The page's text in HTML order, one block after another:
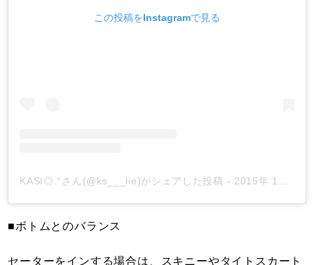
この投稿をInstagramで見る
KASI◎.°さん(@ks___lie)がシェアした投稿 - 2015年 1月月27日午後9時37分PST
■ボトムとのバランス
セーターをインする場合は、スキニーやタイトスカート